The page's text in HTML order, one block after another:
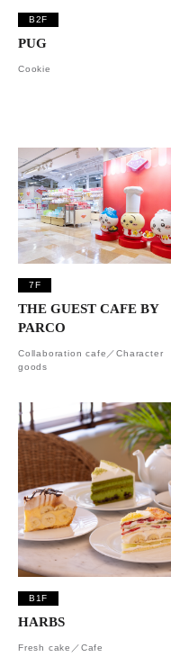
B2F
PUG
Cookie
7F
THE GUEST CAFE BY
PARCO
Collaboration cafe／Character
goods
B1F
HARBS
Fresh cake／Cafe